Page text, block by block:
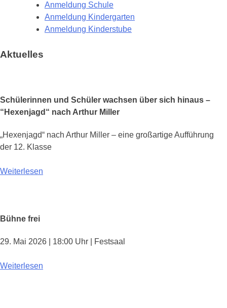
Anmeldung Schule
Anmeldung Kindergarten
Anmeldung Kinderstube
Aktuelles
Schülerinnen und Schüler wachsen über sich hinaus –
“Hexenjagd“ nach Arthur Miller
„Hexenjagd“ nach Arthur Miller – eine großartige Aufführung
der 12. Klasse
Weiterlesen
Bühne frei
29. Mai 2026 | 18:00 Uhr | Festsaal
Weiterlesen